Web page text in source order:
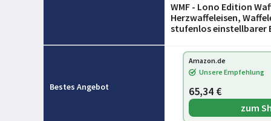
WMF - Lono Edition
Herzwaffeleisen,
stufenlos einstellbarer
Bestes Angebot
Amazon.de
Unsere Empfehlung
65,34 €
zum